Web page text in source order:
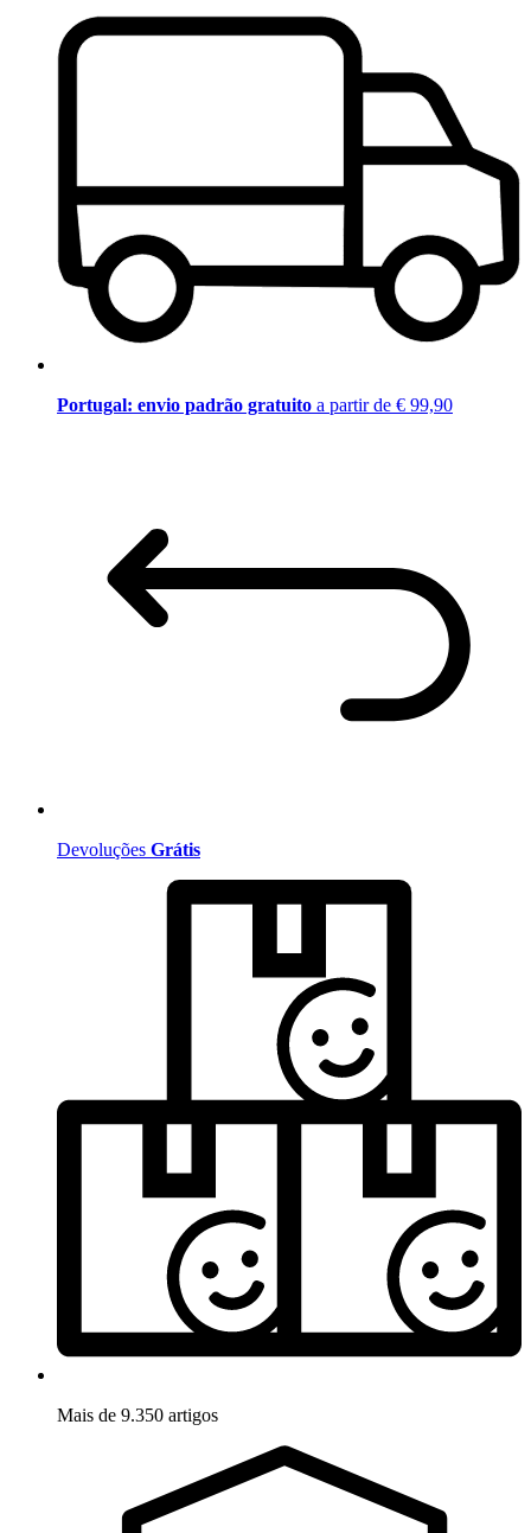
Portugal: envio padrão gratuito a partir de € 99,90
Devoluções Grátis
Mais de 9.350 artigos